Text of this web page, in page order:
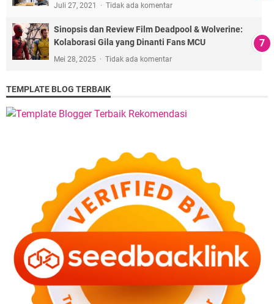
Juli 27, 2021 Tidak ada komentar
Sinopsis dan Review Film Deadpool & Wolverine:
Kolaborasi Gila yang Dinanti Fans MCU
Mei 28, 2025 Tidak ada komentar
TEMPLATE BLOG TERBAIK